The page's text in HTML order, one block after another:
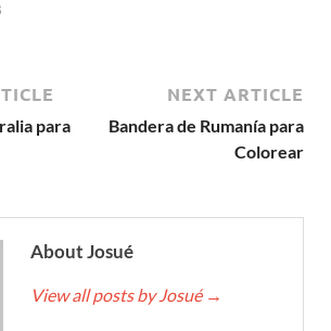
para
NEXT ARTICLE
Bandera de Rumanía para
Colorear
About Josué
View all posts by Josué →